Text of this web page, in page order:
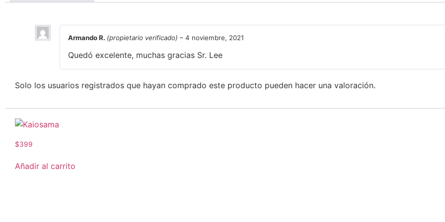
Armando R. (propietario verificado) – 4 noviembre, 2021
Quedó excelente, muchas gracias Sr. Lee
Solo los usuarios registrados que hayan comprado este producto pueden hacer una valoración.
$399
Añadir al carrito